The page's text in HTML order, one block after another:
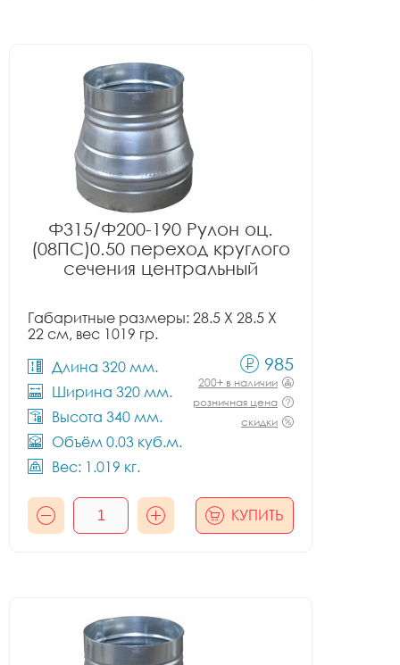
Ф315/Ф200-190 Рулон оц.
(08ПС)0.50 переход круглого
сечения центральный
Габаритные размеры: 28.5 X 28.5 X
22 см, вес 1019 гр.
Длина 320 мм.
Ширина 320 мм.
Высота 340 мм.
Объём 0.03 куб.м.
Вес: 1.019 кг.
985
200+ в наличии
розничная цена
скидки
КУПИТЬ